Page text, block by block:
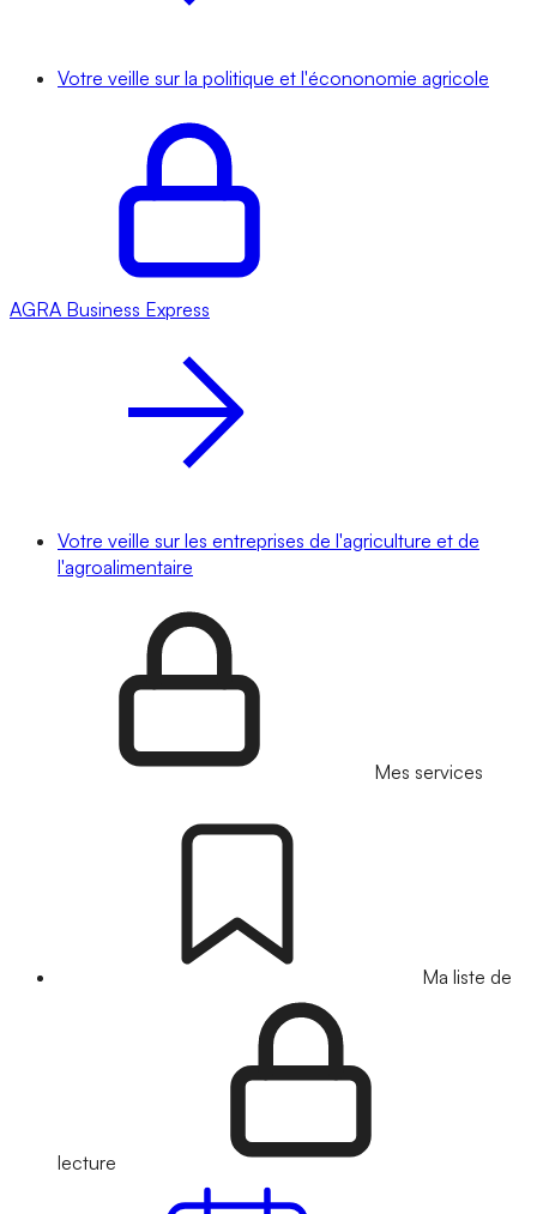
Votre veille sur la politique et l'écononomie agricole
AGRA Business Express
Votre veille sur les entreprises de l'agriculture et de
l'agroalimentaire
Mes services
Ma liste de
lecture